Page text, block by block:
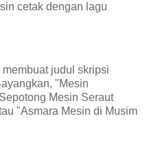
cetak dengan lagu
judul skripsi
"Mesin
Mesin Seraut
"Asmara Mesin di Musim